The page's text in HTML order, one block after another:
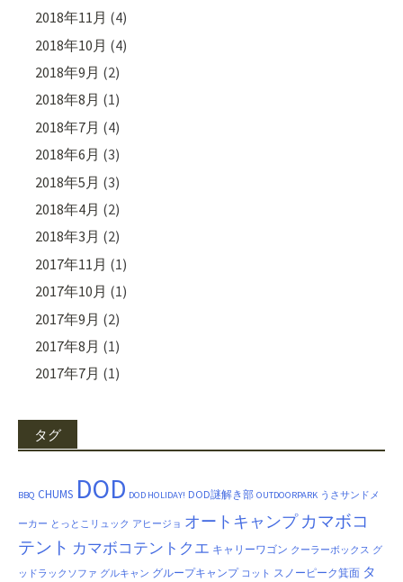
2018年11月 (4)
2018年10月 (4)
2018年9月 (2)
2018年8月 (1)
2018年7月 (4)
2018年6月 (3)
2018年5月 (3)
2018年4月 (2)
2018年3月 (2)
2017年11月 (1)
2017年10月 (1)
2017年9月 (2)
2017年8月 (1)
2017年7月 (1)
タグ
BBQ CHUMS DOD DOD HOLIDAY! DOD謎解き部 OUTDOORPARK うさサンドメ
ーカー とっとこリュック アヒージョ オートキャンプ カマボコ
テント カマボコテントクエ キャリーワゴン クーラーボックス グ
ッドラックソファ グルキャン グループキャンプ コット スノーピーク箕面 タ